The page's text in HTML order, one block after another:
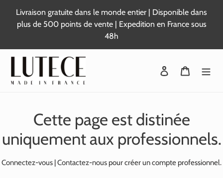
contenu
Livraison gratuite dans le monde entier | Disponible dans
plus de 500 points de vente | Expedition en France sous
48h
Se connecter
Panier
Cette page est distinée
uniquement aux professionnels.
Connectez-vous Contactez-nous pour créer un compte professionnel.